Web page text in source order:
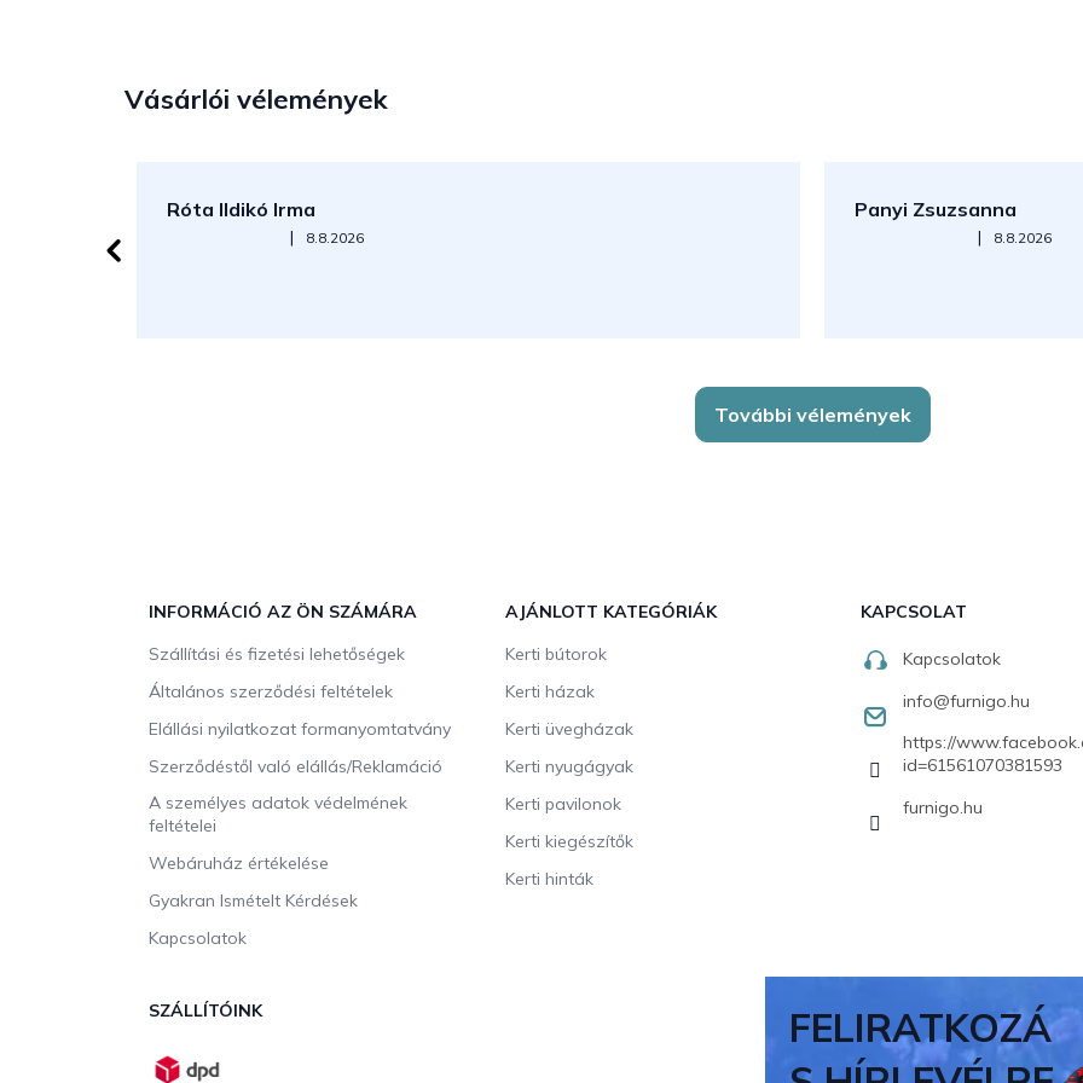
Vásárlói vélemények
Róta Ildikó Irma
Az áruház értékelése 5-ből 5 csillag.
| 8.8.2026
Panyi Zsuzsanna
Az áruház értékelése 5-ből
| 8.8.2026
További vélemények
INFORMÁCIÓ AZ ÖN SZÁMÁRA
Szállítási és fizetési lehetőségek
Általános szerződési feltételek
Elállási nyilatkozat formanyomtatvány
Szerződéstől való elállás/Reklamáció
A személyes adatok védelmének
feltételei
Webáruház értékelése
Gyakran Ismételt Kérdések
Kapcsolatok
AJÁNLOTT KATEGÓRIÁK
Kerti bútorok
Kerti házak
Kerti üvegházak
Kerti nyugágyak
Kerti pavilonok
Kerti kiegészítők
Kerti hinták
KAPCSOLAT
Kapcsolatok
info@furnigo.hu
https://
id=61561070381593
furnigo.hu
SZÁLLÍTÓINK
FELIRATKOZÁ